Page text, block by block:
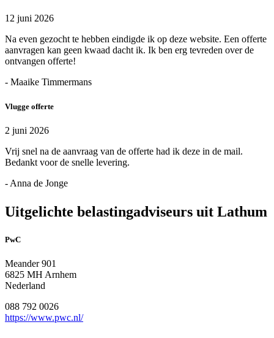
12 juni 2026
Na even gezocht te hebben eindigde ik op deze website. Een offerte
aanvragen kan geen kwaad dacht ik. Ik ben erg tevreden over de
ontvangen offerte!
- Maaike Timmermans
Vlugge offerte
2 juni 2026
Vrij snel na de aanvraag van de offerte had ik deze in de mail.
Bedankt voor de snelle levering.
- Anna de Jonge
Uitgelichte belastingadviseurs uit Lathum
PwC
Meander 901
6825 MH Arnhem
Nederland
088 792 0026
https://www.pwc.nl/